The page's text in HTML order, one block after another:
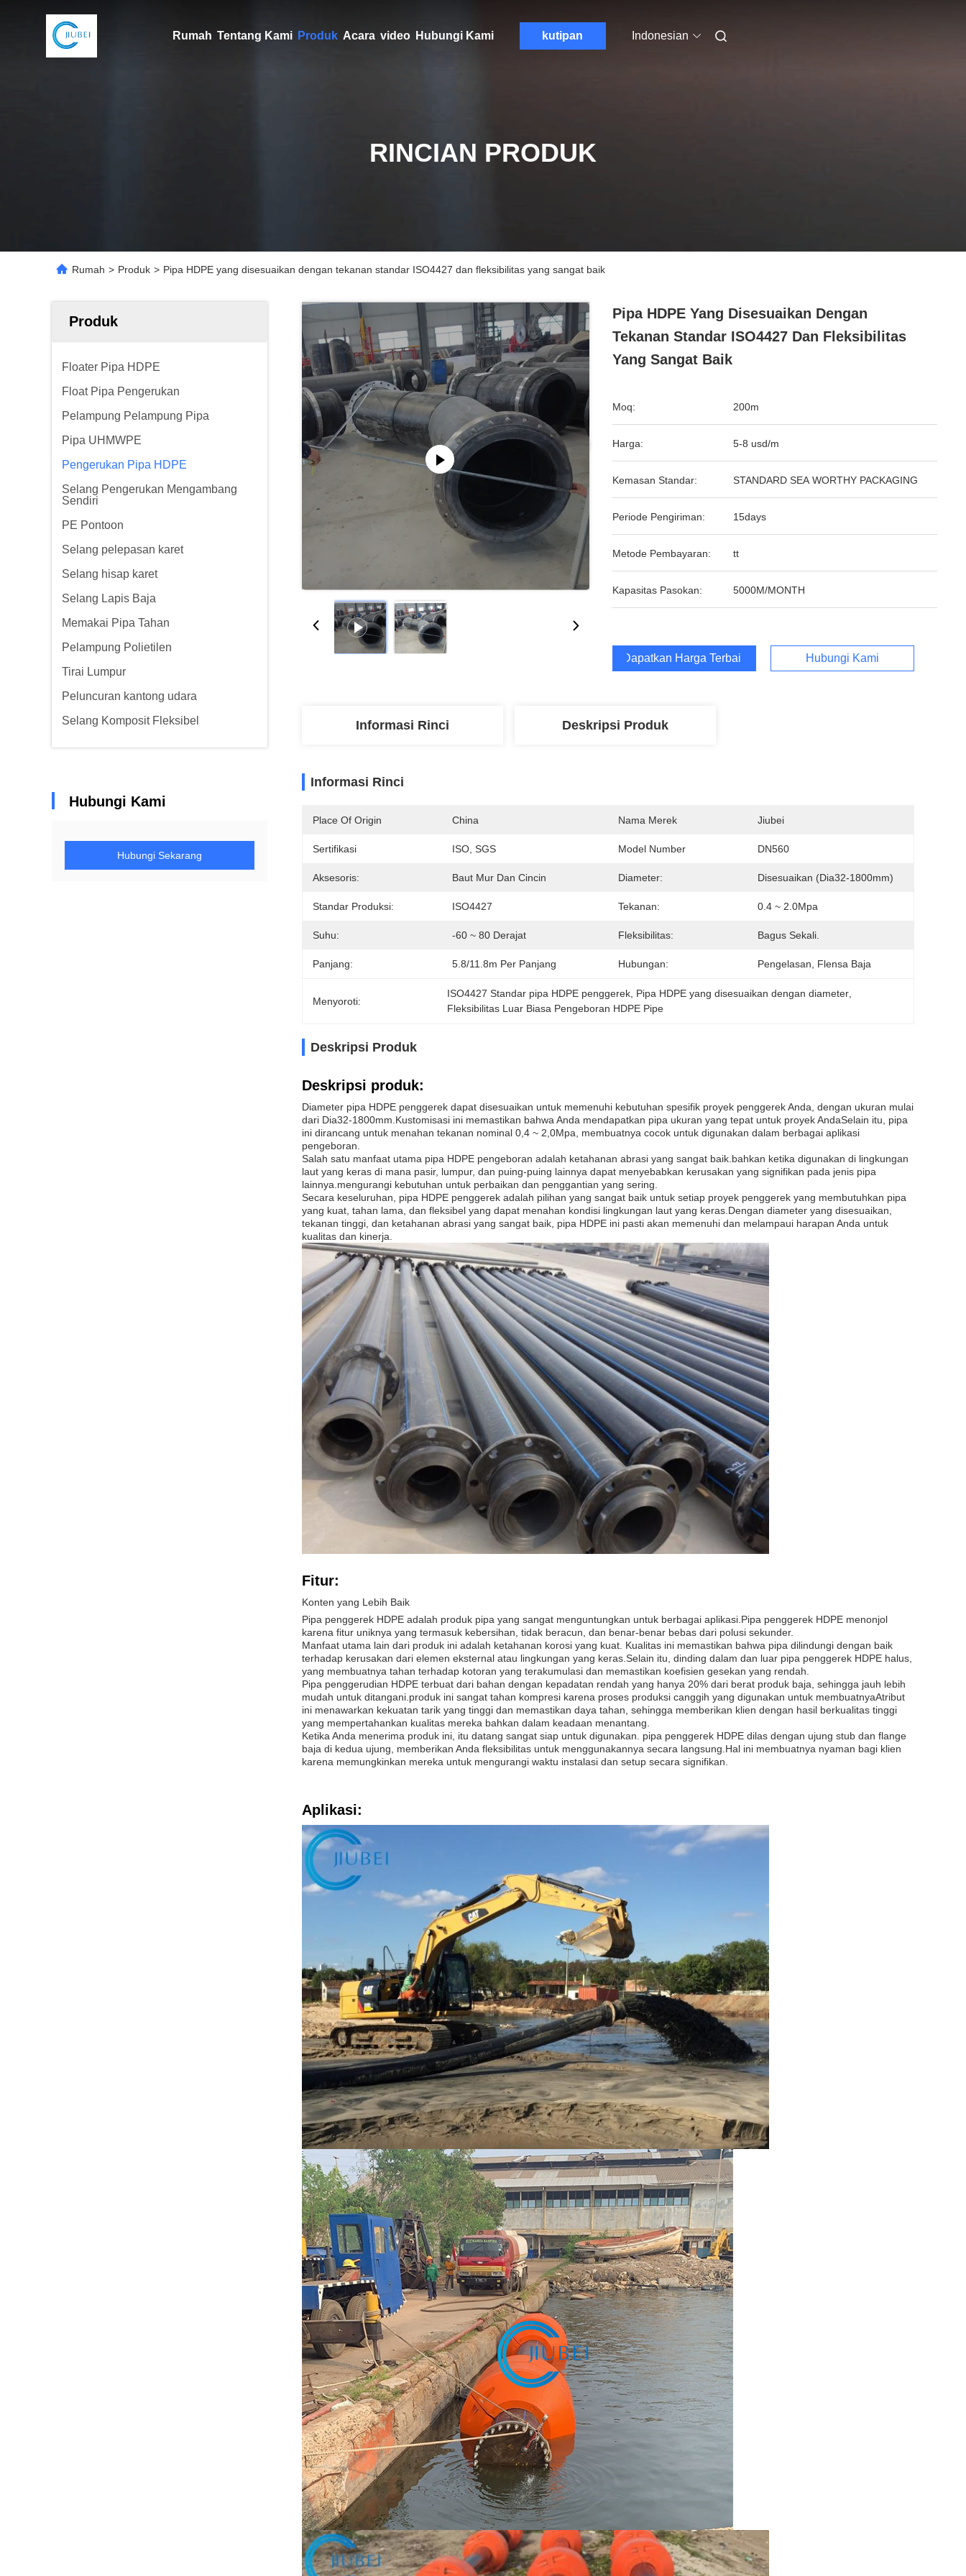
Rumah Tentang Kami Produk Acara video Hubungi Kami kutipan Indonesian
RINCIAN PRODUK
Rumah > Produk > Pipa HDPE yang disesuaikan dengan tekanan standar ISO4427 dan fleksibilitas yang sangat baik
Produk
Floater Pipa HDPE
Float Pipa Pengerukan
Pelampung Pelampung Pipa
Pipa UHMWPE
Pengerukan Pipa HDPE
Selang Pengerukan Mengambang
Sendiri
PE Pontoon
Selang pelepasan karet
Selang hisap karet
Selang Lapis Baja
Memakai Pipa Tahan
Pelampung Polietilen
Tirai Lumpur
Peluncuran kantong udara
Selang Komposit Fleksibel
Hubungi Kami
Hubungi Sekarang
Pipa HDPE Yang Disesuaikan Dengan
Tekanan Standar ISO4427 Dan Fleksibilitas
Yang Sangat Baik
Moq: 200m
Harga: 5-8 usd/m
Kemasan Standar: STANDARD SEA WORTHY PACKAGING
Periode Pengiriman: 15days
Metode Pembayaran: tt
Kapasitas Pasokan: 5000M/MONTH
Dapatkan Harga Terbaik Hubungi Kami
Informasi Rinci Deskripsi Produk
Informasi Rinci
Place Of Origin China Nama Merek Jiubei
Sertifikasi ISO, SGS Model Number DN560
Aksesoris: Baut Mur Dan Cincin Diameter: Disesuaikan (Dia32-1800mm)
Standar Produksi: ISO4427 Tekanan: 0.4 ~ 2.0Mpa
Suhu: -60 ~ 80 Derajat Fleksibilitas: Bagus Sekali.
Panjang: 5.8/11.8m Per Panjang Hubungan: Pengelasan, Flensa Baja
Menyoroti:
ISO4427 Standar pipa HDPE penggerek Pipa HDPE yang disesuaikan dengan diameter
Fleksibilitas Luar Biasa Pengeboran HDPE Pipe
Deskripsi Produk
Deskripsi produk:
Diameter pipa HDPE penggerek dapat disesuaikan untuk memenuhi kebutuhan spesifik proyek penggerek Anda, dengan ukuran mulai
dari Dia32-1800mm.Kustomisasi ini memastikan bahwa Anda mendapatkan pipa ukuran yang tepat untuk proyek AndaSelain itu, pipa
ini dirancang untuk menahan tekanan nominal 0,4 ~ 2,0Mpa, membuatnya cocok untuk digunakan dalam berbagai aplikasi
pengeboran.
Salah satu manfaat utama pipa HDPE pengeboran adalah ketahanan abrasi yang sangat baik.bahkan ketika digunakan di lingkungan
laut yang keras di mana pasir, lumpur, dan puing-puing lainnya dapat menyebabkan kerusakan yang signifikan pada jenis pipa
lainnya.mengurangi kebutuhan untuk perbaikan dan penggantian yang sering.
Secara keseluruhan, pipa HDPE penggerek adalah pilihan yang sangat baik untuk setiap proyek penggerek yang membutuhkan pipa
yang kuat, tahan lama, dan fleksibel yang dapat menahan kondisi lingkungan laut yang keras.Dengan diameter yang disesuaikan,
tekanan tinggi, dan ketahanan abrasi yang sangat baik, pipa HDPE ini pasti akan memenuhi dan melampaui harapan Anda untuk
kualitas dan kinerja.
Fitur:
Konten yang Lebih Baik
Pipa penggerek HDPE adalah produk pipa yang sangat menguntungkan untuk berbagai aplikasi.Pipa penggerek HDPE menonjol
karena fitur uniknya yang termasuk kebersihan, tidak beracun, dan benar-benar bebas dari polusi sekunder.
Manfaat utama lain dari produk ini adalah ketahanan korosi yang kuat. Kualitas ini memastikan bahwa pipa dilindungi dengan baik
terhadap kerusakan dari elemen eksternal atau lingkungan yang keras.Selain itu, dinding dalam dan luar pipa penggerek HDPE halus,
yang membuatnya tahan terhadap kotoran yang terakumulasi dan memastikan koefisien gesekan yang rendah.
Pipa penggerudian HDPE terbuat dari bahan dengan kepadatan rendah yang hanya 20% dari berat produk baja, sehingga jauh lebih
mudah untuk ditangani.produk ini sangat tahan kompresi karena proses produksi canggih yang digunakan untuk membuatnyaAtribut
ini menawarkan kekuatan tarik yang tinggi dan memastikan daya tahan, sehingga memberikan klien dengan hasil berkualitas tinggi
yang mempertahankan kualitas mereka bahkan dalam keadaan menantang.
Ketika Anda menerima produk ini, itu datang sangat siap untuk digunakan. pipa penggerek HDPE dilas dengan ujung stub dan flange
baja di kedua ujung, memberikan Anda fleksibilitas untuk menggunakannya secara langsung.Hal ini membuatnya nyaman bagi klien
karena memungkinkan mereka untuk mengurangi waktu instalasi dan setup secara signifikan.
Aplikasi: